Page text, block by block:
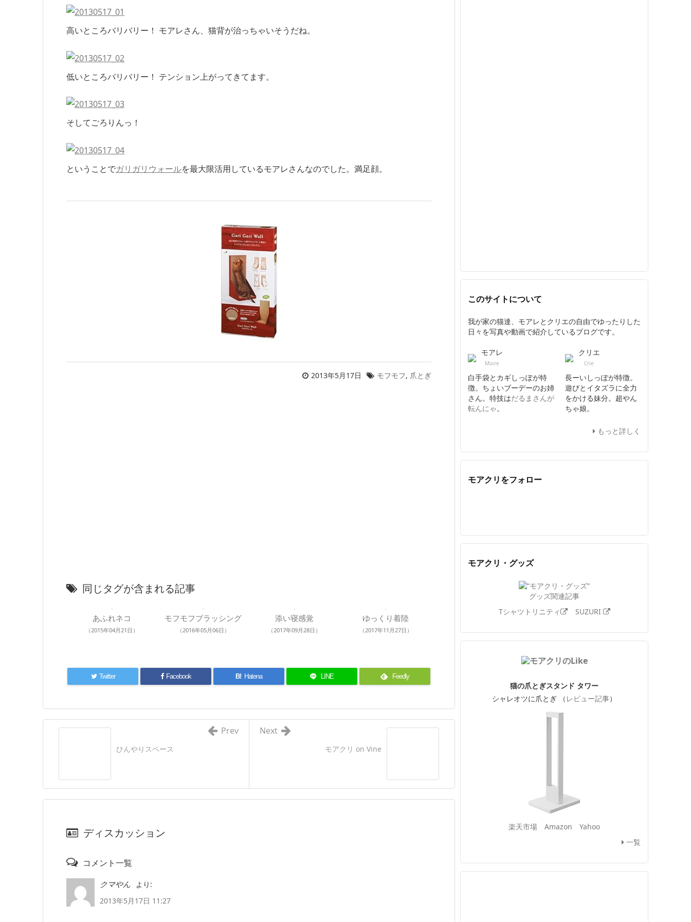
高いところバリバリー！ モアレさん、猫背が治っちゃいそうだね。
低いところバリバリー！ テンション上がってきてます。
そしてごろりんっ！
ということでガリガリウォールを最大限活用しているモアレさんなのでした。満足顔。
2013年5月17日 モフモフ, 爪とぎ
同じタグが含まれる記事
あふれネコ
（2015年04月21日）
モフモフブラッシング
（2016年05月06日）
添い寝感覚
（2017年09月28日）
ゆっくり着陸
（2017年11月27日）
Twitter Facebook B! Hatena LINE Feedly
モアクリ on Vine
Next
ひんやりスペース
Prev
ディスカッション
コメント一覧
クマやん
より:
2013年5月17日 11:27
このサイトについて
我が家の猫達、モアレとクリエの自由でゆったりした
日々を写真や動画で紹介しているブログです。
モアレ
Moire
白手袋とカギしっぽが特
徴。ちょいブーデーのお姉
さん。特技はだるまさんが
転んにゃ。
クリエ
Crie
長ーいしっぽが特徴。
遊びとイタズラに全力
をかける妹分。超やん
ちゃ娘。
もっと詳しく
モアクリをフォロー
モアクリ・グッズ
グッズ関連記事
Tシャツトリニティ
SUZURI
猫の爪とぎスタンド タワー
シャレオツに爪とぎ （ レビュー記事）
楽天市場 Amazon
Yahoo
一覧